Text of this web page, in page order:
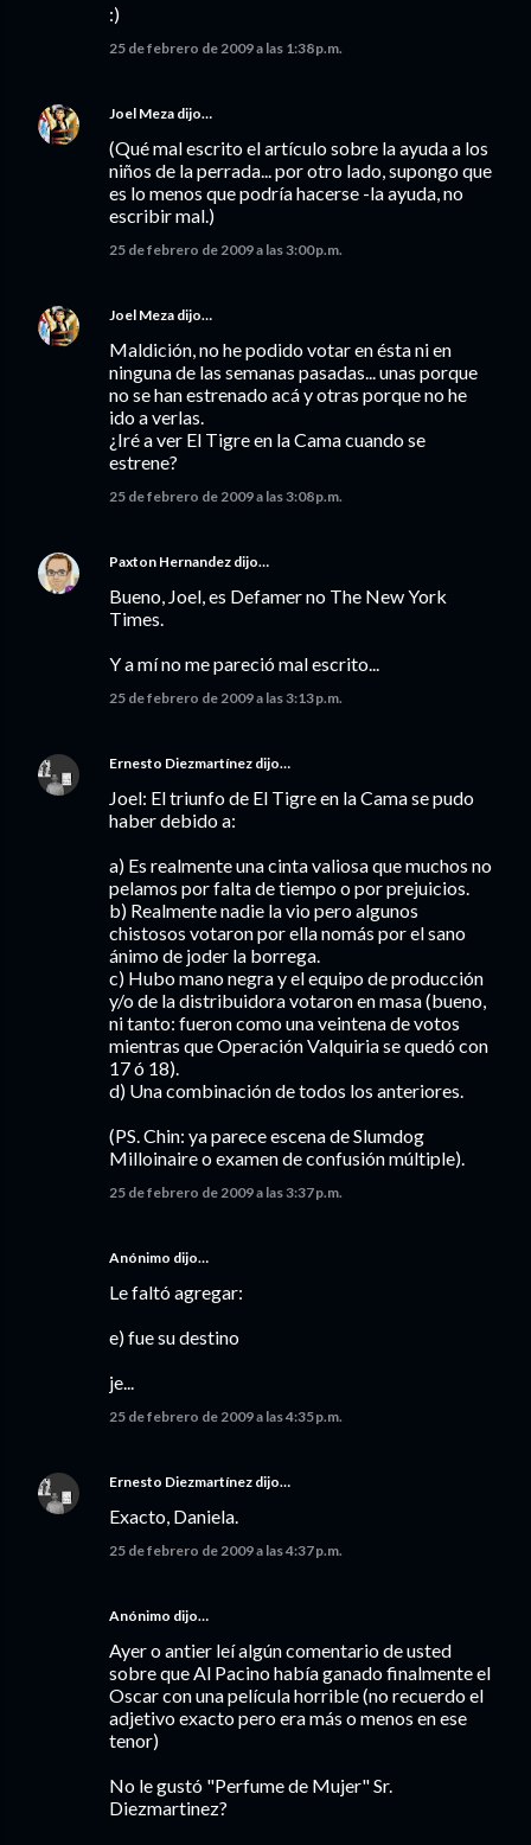
:)
25 de febrero de 2009 a las 1:38 p.m.
Joel Meza dijo…
(Qué mal escrito el artículo sobre la ayuda a los
niños de la perrada... por otro lado, supongo que
es lo menos que podría hacerse -la ayuda, no
escribir mal.)
25 de febrero de 2009 a las 3:00 p.m.
Joel Meza dijo…
Maldición, no he podido votar en ésta ni en
ninguna de las semanas pasadas... unas porque
no se han estrenado acá y otras porque no he
ido a verlas.
¿Iré a ver El Tigre en la Cama cuando se
estrene?
25 de febrero de 2009 a las 3:08 p.m.
Paxton Hernandez dijo…
Bueno, Joel, es Defamer no The New York
Times.
Y a mí no me pareció mal escrito...
25 de febrero de 2009 a las 3:13 p.m.
Ernesto Diezmartínez dijo…
Joel: El triunfo de El Tigre en la Cama se pudo
haber debido a:
a) Es realmente una cinta valiosa que muchos no
pelamos por falta de tiempo o por prejuicios.
b) Realmente nadie la vio pero algunos
chistosos votaron por ella nomás por el sano
ánimo de joder la borrega.
c) Hubo mano negra y el equipo de producción
y/o de la distribuidora votaron en masa (bueno,
ni tanto: fueron como una veintena de votos
mientras que Operación Valquiria se quedó con
17 ó 18).
d) Una combinación de todos los anteriores.
(PS. Chin: ya parece escena de Slumdog
Milloinaire o examen de confusión múltiple).
25 de febrero de 2009 a las 3:37 p.m.
Anónimo dijo…
Le faltó agregar:
e) fue su destino
je...
25 de febrero de 2009 a las 4:35 p.m.
Ernesto Diezmartínez dijo…
Exacto, Daniela.
25 de febrero de 2009 a las 4:37 p.m.
Anónimo dijo…
Ayer o antier leí algún comentario de usted
sobre que Al Pacino había ganado finalmente el
Oscar con una película horrible (no recuerdo el
adjetivo exacto pero era más o menos en ese
tenor)
No le gustó "Perfume de Mujer" Sr.
Diezmartinez?